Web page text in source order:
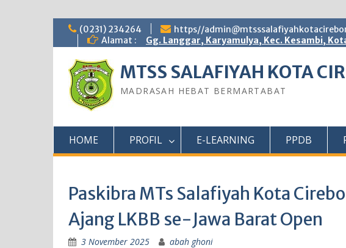
Skip
content
(0231) 234264
https//
Alamat :
Gg. Langgar, Karyamulya, Kec. Kesambi,
MTSS SALAFIYAH KOTA
MADRASAH HEBAT BERMARTABAT
HOME PROFIL E-LEARNING PPDB
Paskibra MTs Salafiyah Kota
Ajang LKBB se-Jawa Barat Open
3 November 2025 abah ghoni